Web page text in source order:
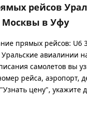
рейсов
в Уфу
прямых рейсов: U6
авиалинии
самолетов вы
рейса, аэропорт,
цену", укажите